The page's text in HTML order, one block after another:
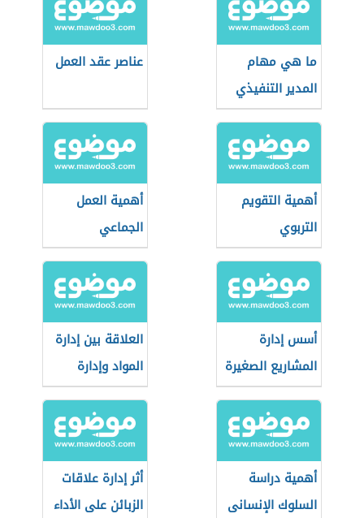
ما هي مهام
المدير التنفيذي
عناصر عقد العمل
أهمية التقويم
التربوي
أهمية العمل
الجماعي
أسس إدارة
المشاريع الصغيرة
العلاقة بين إدارة
المواد وإدارة
الإنتاج
أهمية دراسة
السلوك الإنسانى
أثر إدارة علاقات
الزبائن على الأداء